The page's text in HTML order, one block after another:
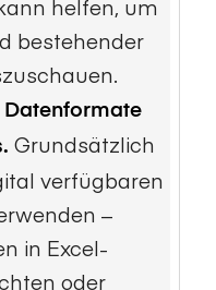
helfen, um
bestehender
Grundsätzlich
verfügbaren
–
in Excel-
oder